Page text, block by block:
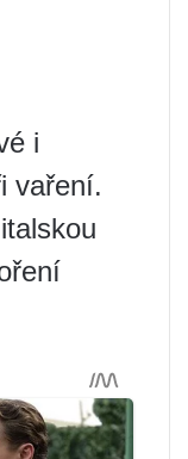
i
vaření.